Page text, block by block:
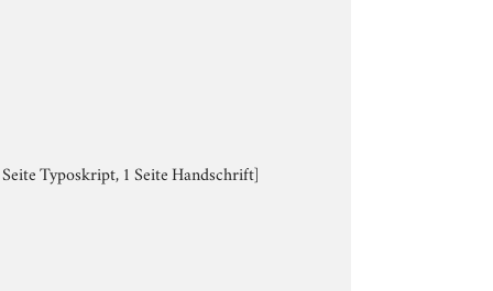
Typoskript, 1 Seite Handschrift]